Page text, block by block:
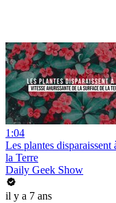
1:04
Les plantes disparaissent
la Terre
Daily Geek Show
il y a 7 ans